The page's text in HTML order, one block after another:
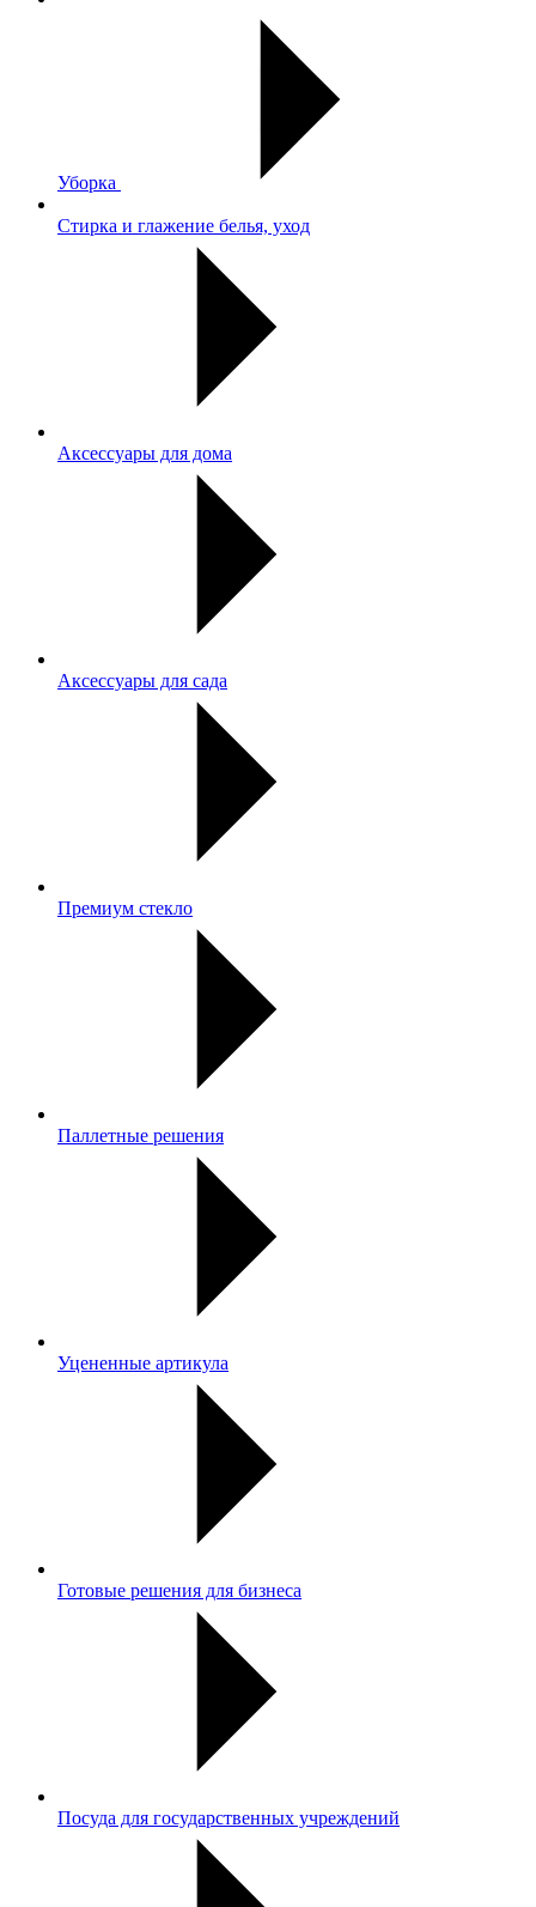
Уборка
Стирка и глажение белья, уход
Аксессуары для дома
Аксессуары для сада
Премиум стекло
Паллетные решения
Уцененные артикула
Готовые решения для бизнеса
Посуда для государственных учреждений